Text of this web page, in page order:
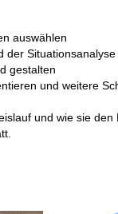
auswählen
der
gestalten
und weitere
und wie sie